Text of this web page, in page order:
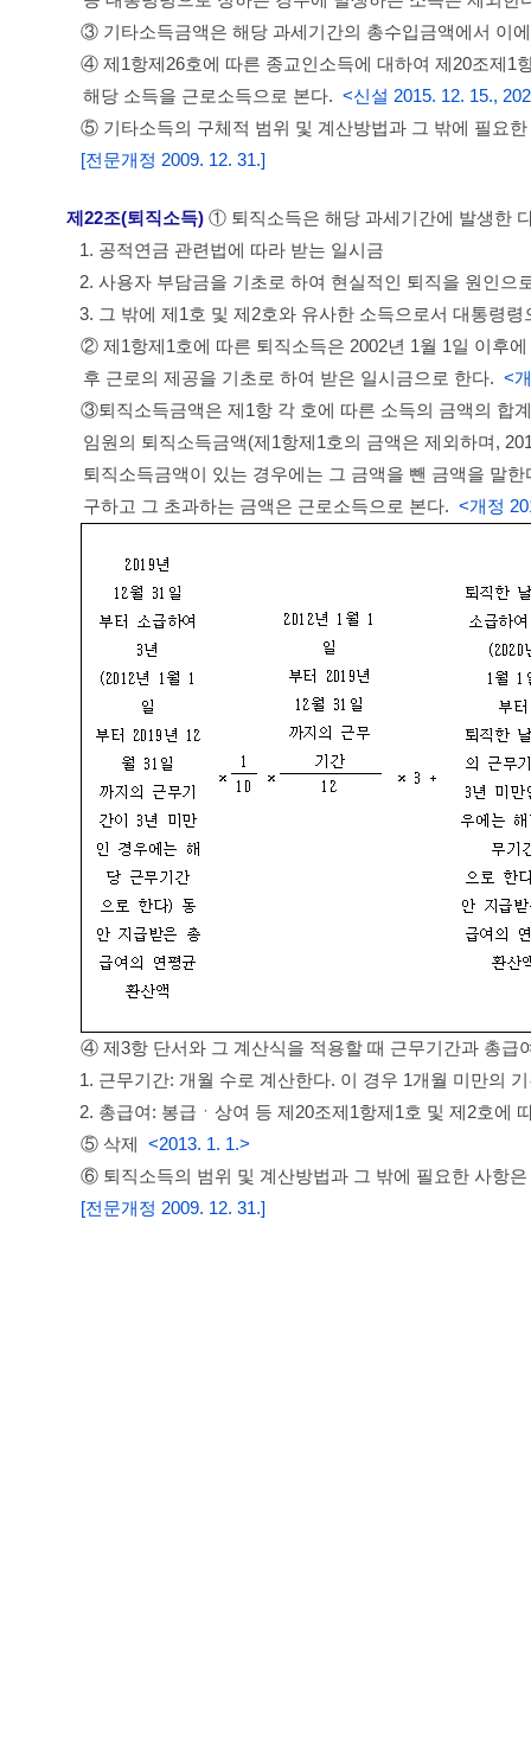
③ 기타소득금액은 해당 과세기간의 총수입금액에서 이
④ 제1항제26호에 따른 종교인소득에 대하여 제20조제1
해당 소득을 근로소득으로 본다. <신설 2015. 12. 15.,
⑤ 기타소득의 구체적 범위 및 계산방법과 그 밖에 필요
[전문개정 2009. 12. 31.]
제22조(퇴직소득) ① 퇴직소득은 해당 과세기간에 발생한
1. 공적연금 관련법에 따라 받는 일시금
2. 사용자 부담금을 기초로 하여 현실적인 퇴직을 원인으
3. 그 밖에 제1호 및 제2호와 유사한 소득으로서 대통령령
② 제1항제1호에 따른 퇴직소득은 2002년 1월 1일 이후
후 근로의 제공을 기초로 하여 받은 일시금으로 한다. <
③퇴직소득금액은 제1항 각 호에 따른 소득의 금액의 합
임원의 퇴직소득금액(제1항제1호의 금액은 제외하며,
퇴직소득금액이 있는 경우에는 그 금액을 뺀 금액을 말
구하고 그 초과하는 금액은 근로소득으로 본다. <개정
④ 제3항 단서와 그 계산식을 적용할 때 근무기간과 총
1. 근무기간: 개월 수로 계산한다. 이 경우 1개월 미만의
2. 총급여: 봉급ㆍ상여 등 제20조제1항제1호 및 제2호에
⑤ 삭제 <2013. 1. 1.>
⑥ 퇴직소득의 범위 및 계산방법과 그 밖에 필요한 사항
[전문개정 2009. 12. 31.]